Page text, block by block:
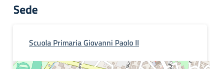
Sede
Scuola Primaria Giovanni Paolo II